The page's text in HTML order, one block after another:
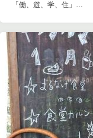
「働、遊、学、住」…